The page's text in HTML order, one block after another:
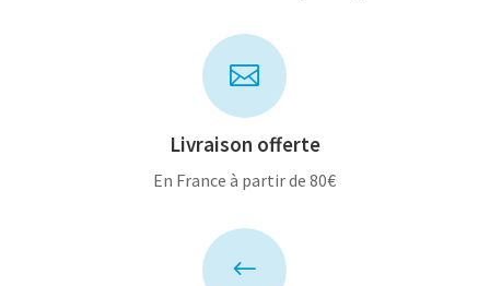

Livraison offerte
En France à partir de 80€
#